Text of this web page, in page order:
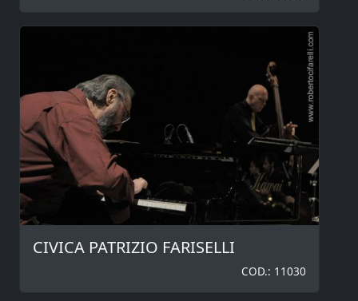
CIVICA PATRIZIO FARISELLI
COD.: 11030